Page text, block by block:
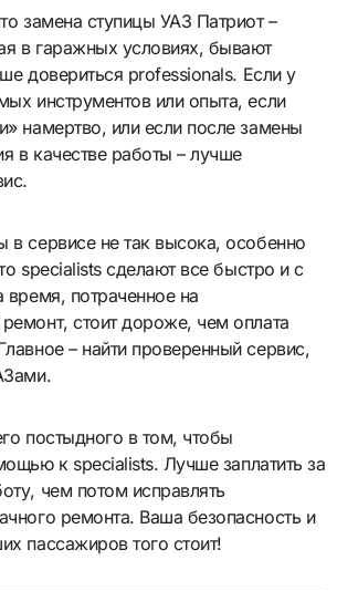
замена ступицы УАЗ Патриот –
в гаражных условиях, бывают
довериться professionals. Если у
инструментов или опыта, если
намертво, или если после замены
в качестве работы – лучше
в сервисе не так высока, особенно
specialists сделают все быстро и с
время, потраченное на
стоит дороже, чем оплата
– найти проверенный сервис,
постыдного в том, чтобы
к specialists. Лучше заплатить за
чем потом исправлять
ремонта. Ваша безопасность и
пассажиров того стоит!